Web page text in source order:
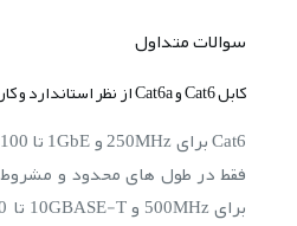
سوالات متداول
کابل Cat6 و Cat6a از نظر استاندارد و کاربری چه تفاوتی دارند؟